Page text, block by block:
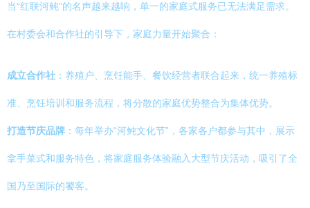
当“红联河鲀”的名声越来越响，单一的家庭式服务已无法满足需求。
在村委会和合作社的引导下，家庭力量开始聚合：
成立合作社 ：养殖户、烹饪能手、餐饮经营者联合起来，统一养殖标
准、烹饪培训和服务流程，将分散的家庭优势整合为集体优势。
打造节庆品牌 ：每年举办“河鲀文化节”，各家各户都参与其中，展示
拿手菜式和服务特色，将家庭服务体验融入大型节庆活动，吸引了全
国乃至国际的饕客。